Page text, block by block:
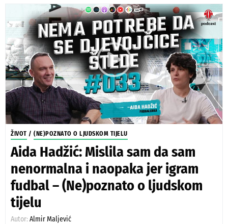
ŽIVOT / (NE)POZNATO O LJUDSKOM TIJELU
Aida Hadžić: Mislila sam da sam
nenormalna i naopaka jer igram
fudbal – (Ne)poznato o ljudskom
tijelu
Autor: Almir Maljević